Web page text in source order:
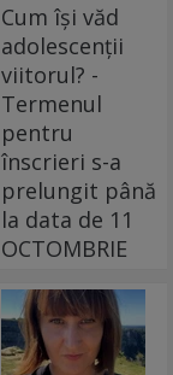
Cum își văd
adolescenții
viitorul? -
Termenul
pentru
înscrieri s-a
prelungit până
la data de 11
OCTOMBRIE